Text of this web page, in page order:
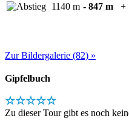
1140 m - 847 m +
Zur Bildergalerie (82) »
Gipfelbuch
☆☆☆☆☆
Zu dieser Tour gibt es noch